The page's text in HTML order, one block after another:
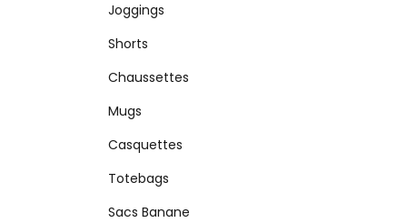
Joggings
Shorts
Chaussettes
Mugs
Casquettes
Totebags
Sacs Banane